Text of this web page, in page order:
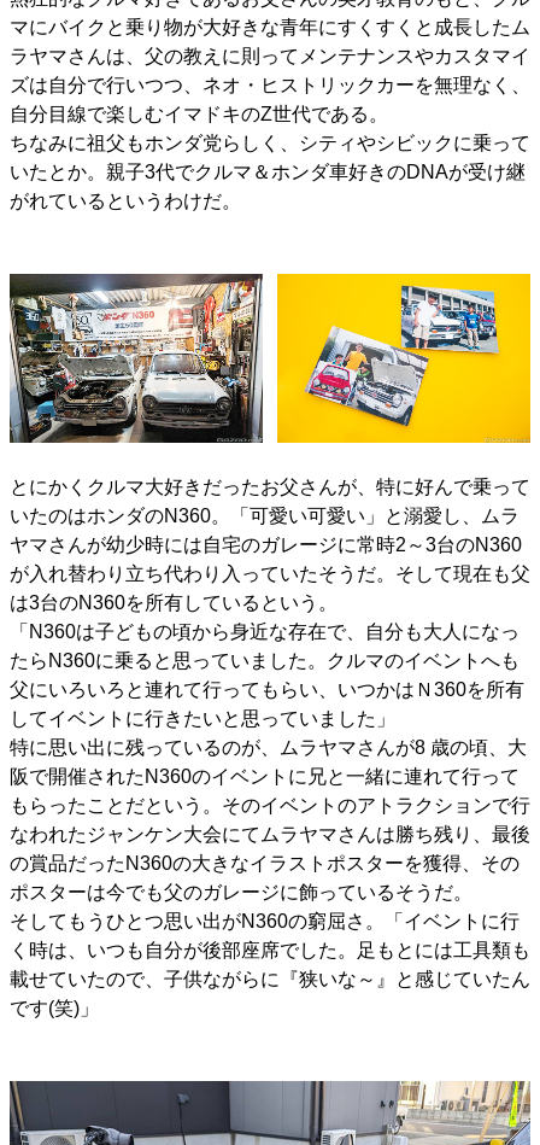
マにバイクと乗り物が大好きな青年にすくすくと成長したム
ラヤマさんは、父の教えに則ってメンテナンスやカスタマイ
ズは自分で行いつつ、ネオ・ヒストリックカーを無理なく、
自分目線で楽しむイマドキのZ世代である。
ちなみに祖父もホンダ党らしく、シティやシビックに乗って
いたとか。親子3代でクルマ＆ホンダ車好きのDNAが受け継
がれているというわけだ。
とにかくクルマ大好きだったお父さんが、特に好んで乗って
いたのはホンダのN360。「可愛い可愛い」と溺愛し、ムラ
ヤマさんが幼少時には自宅のガレージに常時2～3台のN360
が入れ替わり立ち代わり入っていたそうだ。そして現在も父
は3台のN360を所有しているという。
「N360は子どもの頃から身近な存在で、自分も大人になっ
たらN360に乗ると思っていました。クルマのイベントへも
父にいろいろと連れて行ってもらい、いつかはＮ360を所有
してイベントに行きたいと思っていました」
特に思い出に残っているのが、ムラヤマさんが8 歳の頃、大
阪で開催されたN360のイベントに兄と一緒に連れて行って
もらったことだという。そのイベントのアトラクションで行
なわれたジャンケン大会にてムラヤマさんは勝ち残り、最後
の賞品だったN360の大きなイラストポスターを獲得、その
ポスターは今でも父のガレージに飾っているそうだ。
そしてもうひとつ思い出がN360の窮屈さ。「イベントに行
く時は、いつも自分が後部座席でした。足もとには工具類も
載せていたので、子供ながらに『狭いな～』と感じていたん
です(笑)」